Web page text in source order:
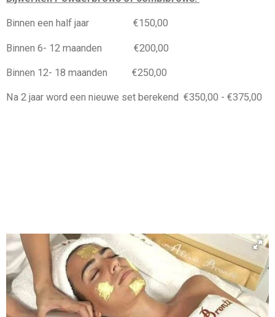
Binnen een half jaar €150,00
Binnen 6- 12 maanden €200,00
Binnen 12- 18 maanden €250,00
Na 2 jaar word een nieuwe set berekend €350,00 - €375,00